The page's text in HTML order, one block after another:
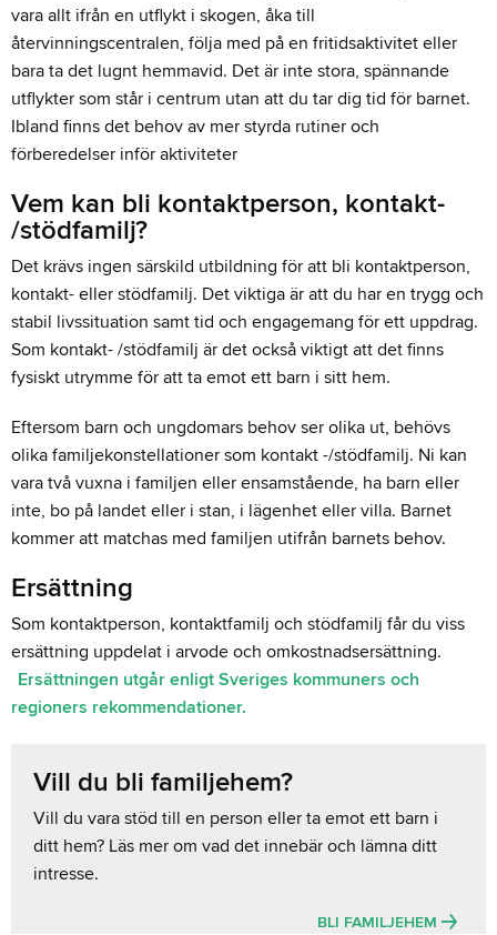
vara allt ifrån en utflykt i skogen, åka till
återvinningscentralen, följa med på en fritidsaktivitet eller
bara ta det lugnt hemmavid. Det är inte stora, spännande
utflykter som står i centrum utan att du tar dig tid för barnet.
Ibland finns det behov av mer styrda rutiner och
förberedelser inför aktiviteter
Vem kan bli kontaktperson, kontakt-
/stödfamilj?
Det krävs ingen särskild utbildning för att bli kontaktperson,
kontakt- eller stödfamilj. Det viktiga är att du har en trygg och
stabil livssituation samt tid och engagemang för ett uppdrag.
Som kontakt- /stödfamilj är det också viktigt att det finns
fysiskt utrymme för att ta emot ett barn i sitt hem.
Eftersom barn och ungdomars behov ser olika ut, behövs
olika familjekonstellationer som kontakt -/stödfamilj. Ni kan
vara två vuxna i familjen eller ensamstående, ha barn eller
inte, bo på landet eller i stan, i lägenhet eller villa. Barnet
kommer att matchas med familjen utifrån barnets behov.
Ersättning
Som kontaktperson, kontaktfamilj och stödfamilj får du viss
ersättning uppdelat i arvode och omkostnadsersättning.
Ersättningen utgår enligt Sveriges kommuners och
regioners rekommendationer.
Vill du bli familjehem?
Vill du vara stöd till en person eller ta emot ett barn i
ditt hem? Läs mer om vad det innebär och lämna ditt
intresse.
BLI FAMILJEHEM